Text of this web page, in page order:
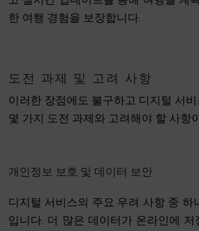
한 여행 경험을 보장합니다.
도전 과제 및 고려 사항
이러한 장점에도 불구하고 디지털 서
몇 가지 도전 과제와 고려해야 할 사항
개인정보 보호 및 데이터 보안
디지털 서비스의 주요 우려 사항 중 하
입니다. 더 많은 데이터가 온라인에